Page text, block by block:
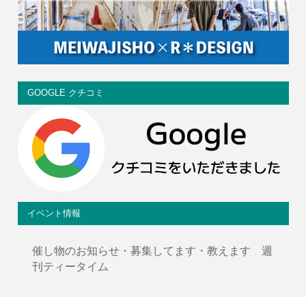
GOOGLE クチコミ
イベント情報
催し物のお知らせ・募集してます・教えます 週
刊ティータイム